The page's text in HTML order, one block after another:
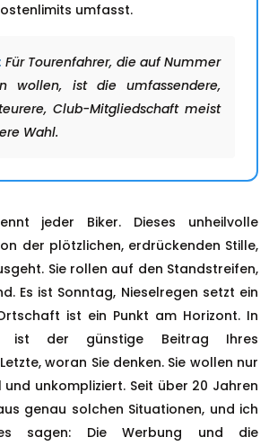
umfasst.
Für Tourenfahrer, die auf Nummer
wollen, ist die umfassendere,
Club-Mitgliedschaft meist
Wahl.
jeder Biker. Dieses unheilvolle
der plötzlichen, erdrückenden Stille,
Sie rollen auf den Standstreifen,
Es ist Sonntag, Nieselregen setzt ein
ist ein Punkt am Horizont. In
ist der günstige Beitrag Ihres
woran Sie denken. Sie wollen nur
und unkompliziert. Seit über 20 Jahren
genau solchen Situationen, und ich
sagen: Die Werbung und die